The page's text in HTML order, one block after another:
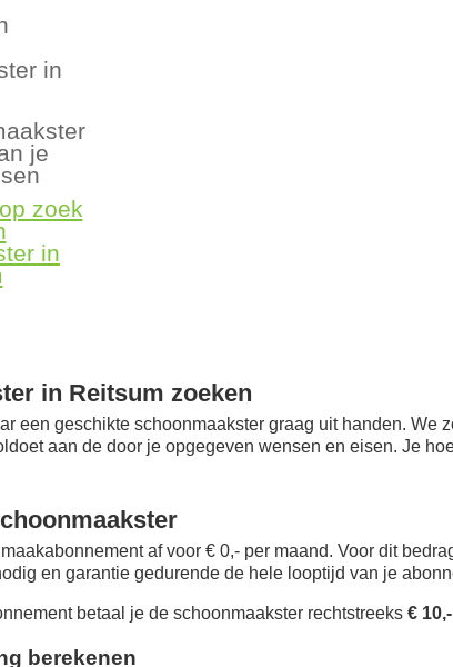
in
je
zoek
in
in Reitsum zoeken
een geschikte schoonmaakster graag uit handen. We
aan de door je opgegeven wensen en eisen. Je
af voor € 0,- per maand. Voor dit
en garantie gedurende de hele looptijd van je
betaal je de schoonmaakster rechtstreeks €
berekenen